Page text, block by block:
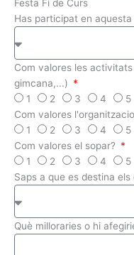
Festa Fi de Curs
Has participat en
Com valores les
gimcana,...)
1
2 3 4 5
Com valores
1
2 3 4 5
Com valores el sopar?
1
2 3 4 5
Saps a que es destina els
Què milloraries o hi